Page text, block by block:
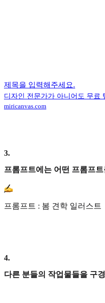
제목을 입력해주세요.
디자인 전문가가 아니어도 무료
miricanvas.com
3.
프롬프트에는 어떤 프롬프
프롬프트 : 봄 견학 일러스트
4.
다른 분들의 작업물들을 구